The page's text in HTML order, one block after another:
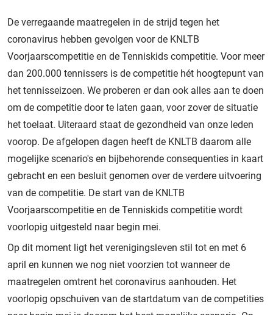
De verregaande maatregelen in de strijd tegen het
coronavirus hebben gevolgen voor de KNLTB
Voorjaarscompetitie en de Tenniskids competitie. Voor meer
dan 200.000 tennissers is de competitie hét hoogtepunt van
het tennisseizoen. We proberen er dan ook alles aan te doen
om de competitie door te laten gaan, voor zover de situatie
het toelaat. Uiteraard staat de gezondheid van onze leden
voorop. De afgelopen dagen heeft de KNLTB daarom alle
mogelijke scenario's en bijbehorende consequenties in kaart
gebracht en een besluit genomen over de verdere uitvoering
van de competitie. De start van de KNLTB
Voorjaarscompetitie en de Tenniskids competitie wordt
voorlopig uitgesteld naar begin mei.
Op dit moment ligt het verenigingsleven stil tot en met 6
april en kunnen we nog niet voorzien tot wanneer de
maatregelen omtrent het coronavirus aanhouden. Het
voorlopig opschuiven van de startdatum van de competities